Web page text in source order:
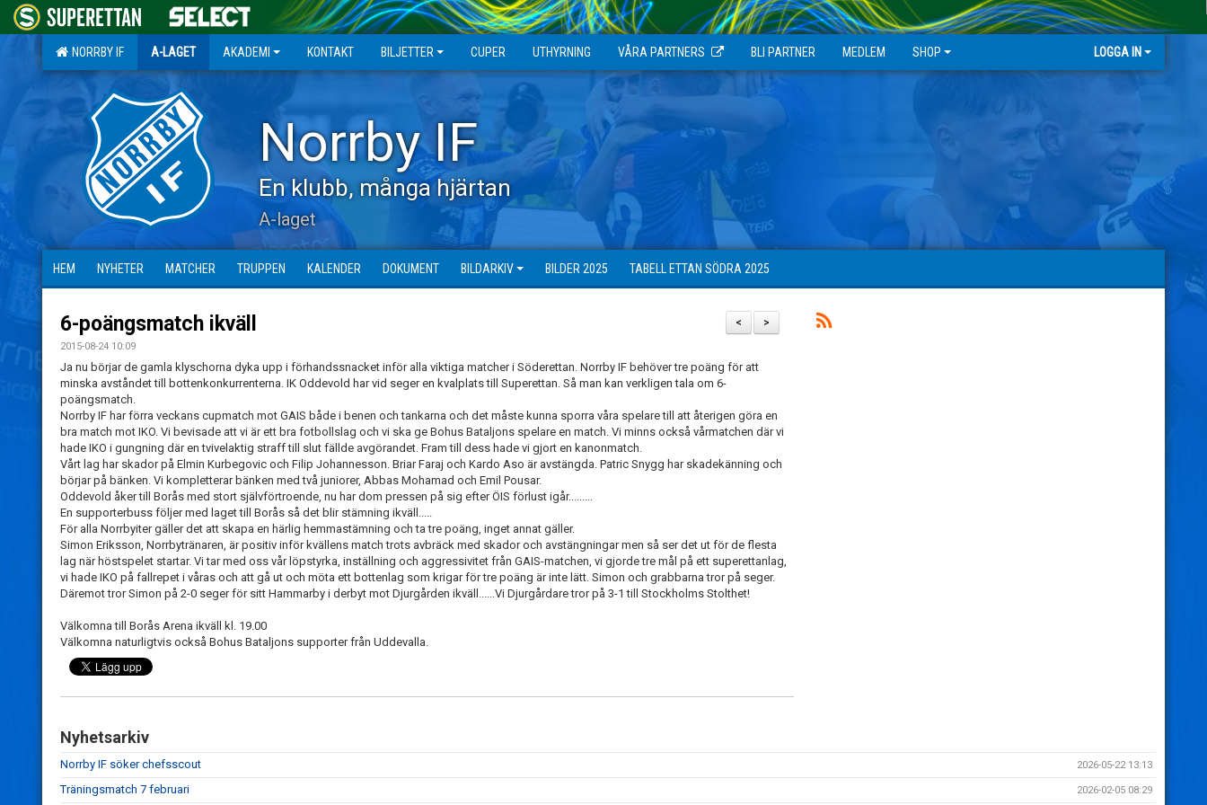
NORRBY IF A-LAGET AKADEMI KONTAKT BILJETTER CUPER UTHYRNING VÅRA PARTNERS BLI PARTNER MEDLEM SHOP LOGGA IN
Norrby IF
En klubb, många hjärtan
A-laget
HEM NYHETER MATCHER TRUPPEN KALENDER DOKUMENT BILDARKIV BILDER 2025 TABELL ETTAN SÖDRA 2025
>
<
6-poängsmatch ikväll
2015-08-24 10:09
Ja nu börjar de gamla klyschorna dyka upp i förhandssnacket inför alla viktiga matcher i Söderettan. Norrby IF behöver tre poäng för att
minska avståndet till bottenkonkurrenterna. IK Oddevold har vid seger en kvalplats till Superettan. Så man kan verkligen tala om 6-
poängsmatch.
Norrby IF har förra veckans cupmatch mot GAIS både i benen och tankarna och det måste kunna sporra våra spelare till att återigen göra en
bra match mot IKO. Vi bevisade att vi är ett bra fotbollslag och vi ska ge Bohus Bataljons spelare en match. Vi minns också vårmatchen där vi
hade IKO i gungning där en tvivelaktig straff till slut fällde avgörandet. Fram till dess hade vi gjort en kanonmatch.
Vårt lag har skador på Elmin Kurbegovic och Filip Johannesson. Briar Faraj och Kardo Aso är avstängda. Patric Snygg har skadekänning och
börjar på bänken. Vi kompletterar bänken med två juniorer, Abbas Mohamad och Emil Pousar.
Oddevold åker till Borås med stort självförtroende, nu har dom pressen på sig efter ÖIS förlust igår.........
En supporterbuss följer med laget till Borås så det blir stämning ikväll.....
För alla Norrbyiter gäller det att skapa en härlig hemmastämning och ta tre poäng, inget annat gäller.
Simon Eriksson, Norrbytränaren, är positiv inför kvällens match trots avbräck med skador och avstängningar men så ser det ut för de flesta
lag när höstspelet startar. Vi tar med oss vår löpstyrka, inställning och aggressivitet från GAIS-matchen, vi gjorde tre mål på ett superettanlag,
vi hade IKO på fallrepet i våras och att gå ut och möta ett bottenlag som krigar för tre poäng är inte lätt. Simon och grabbarna tror på seger.
Däremot tror Simon på 2-0 seger för sitt Hammarby i derbyt mot Djurgården ikväll......Vi Djurgårdare tror på 3-1 till Stockholms Stolthet!
Välkomna till Borås Arena ikväll kl. 19.00
Välkomna naturligtvis också Bohus Bataljons supporter från Uddevalla.
Nyhetsarkiv
Norrby IF söker chefsscout 2026-05-22 13:13
Träningsmatch 7 februari 2026-02-05 08:29